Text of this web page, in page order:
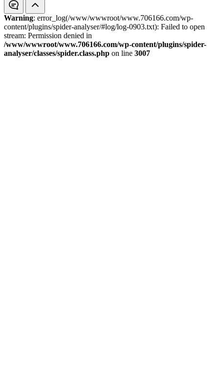
Warning: error_log(/www/wwwroot/www.706166.com/wp-
content/plugins/spider-analyser/#log/log-0903.txt): Failed to open
stream: Permission denied in
/www/wwwroot/www.706166.com/wp-content/plugins/spider-
analyser/classes/spider.class.php on line 3007